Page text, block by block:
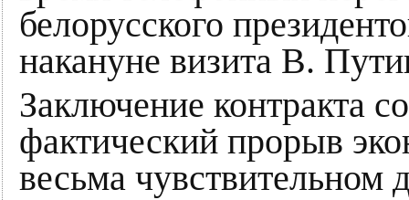
белорусского
накануне визита В.
Заключение контракта
фактический прорыв
весьма чувствительном